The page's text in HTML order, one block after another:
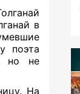
в
поэта
но не
На